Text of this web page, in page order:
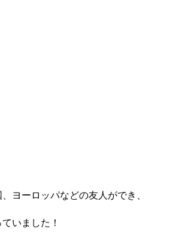
ヨーロッパなどの友人ができ、
いました！